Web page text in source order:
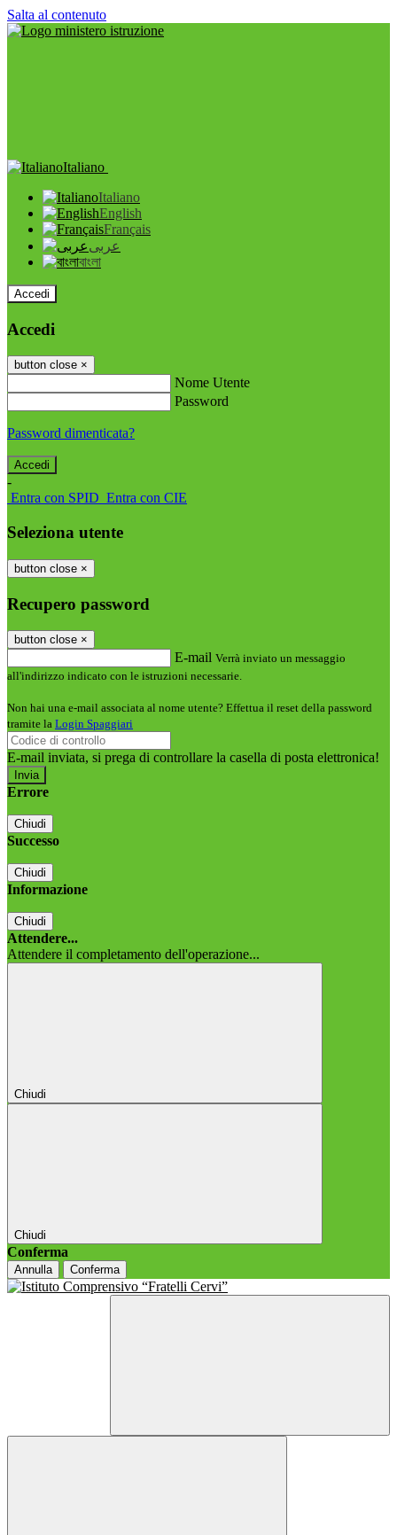
Salta al contenuto
Italiano
Italiano
English
Français
عربى
বাংলা
Accedi
Accedi
button close ×
Nome Utente
Password
Password dimenticata?
-
Entra con SPID Entra con CIE
Seleziona utente
button close ×
Recupero password
button close ×
E-mail Verrà inviato un messaggio
all'indirizzo indicato con le istruzioni necessarie.
Non hai una e-mail associata al nome utente? Effettua il reset della password
tramite la Login Spaggiari
E-mail inviata, si prega di controllare la casella di posta elettronica!
Errore
Chiudi
Successo
Chiudi
Informazione
Chiudi
Attendere...
Attendere il completamento dell'operazione...
Chiudi
Chiudi
Conferma
Annulla Conferma